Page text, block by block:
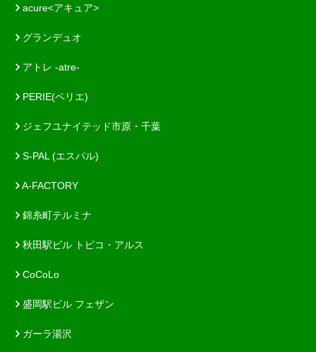
acure<アキュア>
グランデュオ
アトレ -atre-
PERIE(ペリエ)
ジェフユナイテッド市原・千葉
S-PAL (エスパル)
A-FACTORY
錦糸町テルミナ
秋田駅ビル トピコ・アルス
CoCoLo
盛岡駅ビル フェザン
ガーラ湯沢